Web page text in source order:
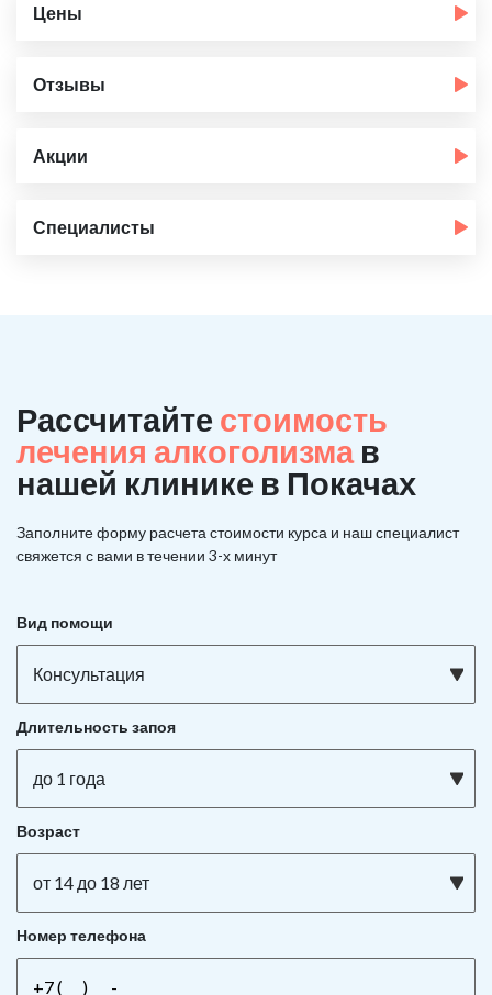
Цены
Отзывы
Акции
Специалисты
Рассчитайте стоимость
лечения алкоголизма в
нашей клинике в Покачах
Заполните форму расчета стоимости курса и наш специалист
свяжется с вами в течении 3-х минут
Вид помощи
Консультация
Длительность запоя
до 1 года
Возраст
от 14 до 18 лет
Номер телефона